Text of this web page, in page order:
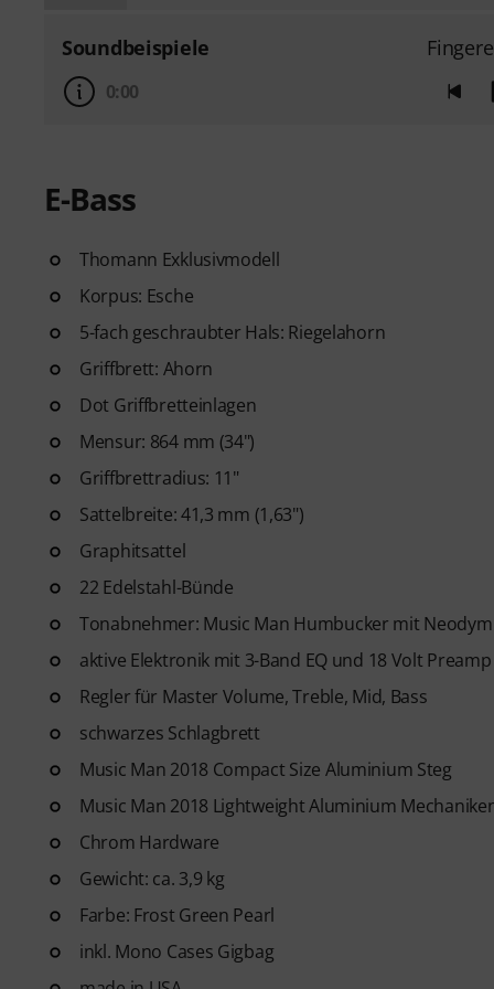
Soundbeispiele
0:00
E-Bass
Thomann Exklusivmodell
Korpus: Esche
5-fach geschraubter Hals: Riegelahorn
Griffbrett: Ahorn
Dot Griffbretteinlagen
Mensur: 864 mm (34")
Griffbrettradius: 11"
Sattelbreite: 41,3 mm (1,63")
Graphitsattel
22 Edelstahl-Bünde
Tonabnehmer: Music Man Humbucker mit
aktive Elektronik mit 3-Band EQ und 18 Volt Preamp
Regler für Master Volume, Treble, Mid, Bass
schwarzes Schlagbrett
Music Man 2018 Compact Size Aluminium Steg
Music Man 2018 Lightweight Aluminium
Chrom Hardware
Gewicht: ca. 3,9 kg
Farbe: Frost Green Pearl
inkl. Mono Cases Gigbag